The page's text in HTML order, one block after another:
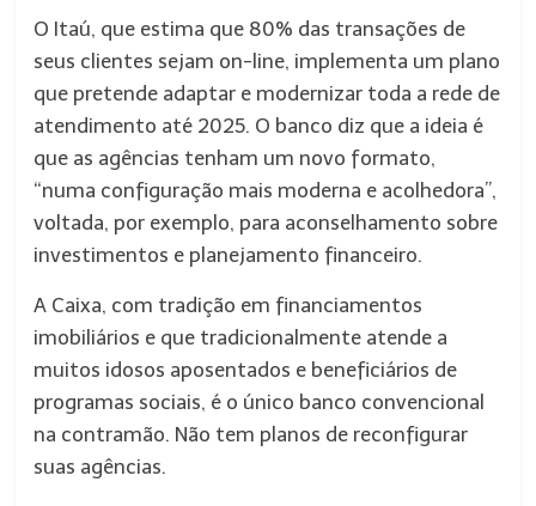
O Itaú, que estima que 80% das transações de
seus clientes sejam on-line, implementa um plano
que pretende adaptar e modernizar toda a rede de
atendimento até 2025. O banco diz que a ideia é
que as agências tenham um novo formato,
“numa configuração mais moderna e acolhedora”,
voltada, por exemplo, para aconselhamento sobre
investimentos e planejamento financeiro.
A Caixa, com tradição em financiamentos
imobiliários e que tradicionalmente atende a
muitos idosos aposentados e beneficiários de
programas sociais, é o único banco convencional
na contramão. Não tem planos de reconfigurar
suas agências.